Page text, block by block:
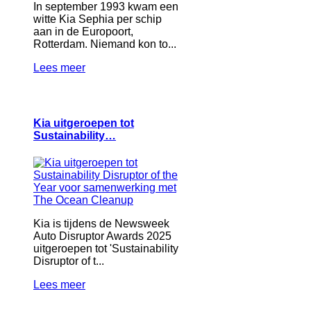
In september 1993 kwam een
witte Kia Sephia per schip
aan in de Europoort,
Rotterdam. Niemand kon to...
Lees meer
Kia uitgeroepen tot
Sustainability…
Kia is tijdens de Newsweek
Auto Disruptor Awards 2025
uitgeroepen tot 'Sustainability
Disruptor of t...
Lees meer